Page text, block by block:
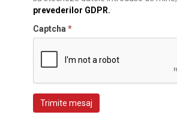
prevederilor GDPR.
Captcha *
Trimite mesaj